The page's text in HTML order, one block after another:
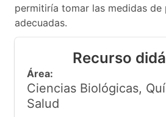
permitiría tomar las medidas de
adecuadas.
Recurso
Área:
Ciencias Biológicas,
Salud